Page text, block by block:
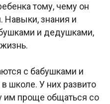
тому, чему он
Навыки, знания и
и дедушками,
с бабушками и
школе. У них развито
им проще общаться со